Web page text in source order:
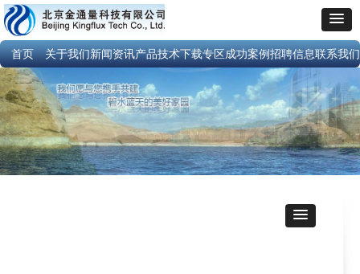
首页 关于我们新闻资讯产品技术下载专区成功案例招聘信息联系我们